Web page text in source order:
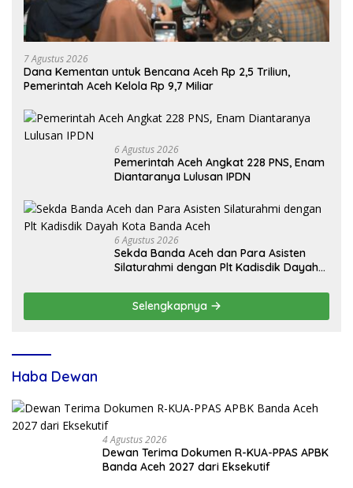
7 Agustus 2026
Dana Kementan untuk Bencana Aceh Rp 2,5 Triliun,
Pemerintah Aceh Kelola Rp 9,7 Miliar
6 Agustus 2026
Pemerintah Aceh Angkat 228 PNS, Enam
Diantaranya Lulusan IPDN
6 Agustus 2026
Sekda Banda Aceh dan Para Asisten
Silaturahmi dengan Plt Kadisdik Dayah
Selengkapnya
Haba Dewan
4 Agustus 2026
Dewan Terima Dokumen R-KUA-PPAS APBK
Banda Aceh 2027 dari Eksekutif